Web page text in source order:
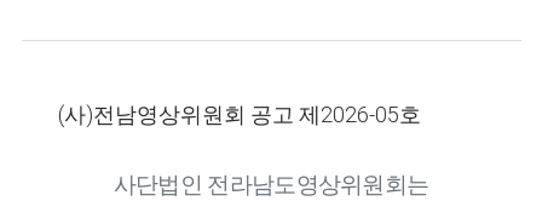
(사)전남영상위원회 공고 제2026-05호
사단법인 전라남도영상위원회는